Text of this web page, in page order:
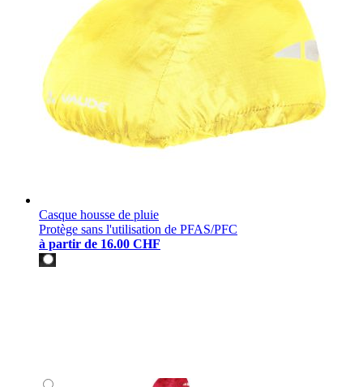
Casque housse de pluie
Protège sans l'utilisation de PFAS/PFC
à partir de 16.00 CHF